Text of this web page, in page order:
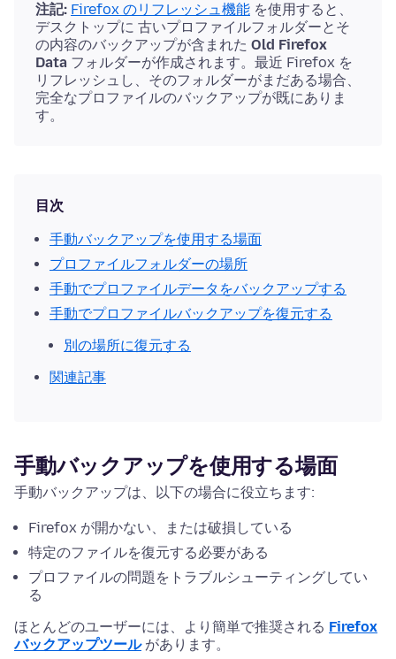
注記: Firefox のリフレッシュ機能 を使用すると、
デスクトップに 古いプロファイルフォルダーとそ
の内容のバックアップが含まれた Old Firefox
Data フォルダーが作成されます。最近 Firefox を
リフレッシュし、そのフォルダーがまだある場合、
完全なプロファイルのバックアップが既にありま
す。
目次
手動バックアップを使用する場面
プロファイルフォルダーの場所
手動でプロファイルデータをバックアップする
手動でプロファイルバックアップを復元する
別の場所に復元する
関連記事
手動バックアップを使用する場面
手動バックアップは、以下の場合に役立ちます:
Firefox が開かない、または破損している
特定のファイルを復元する必要がある
プロファイルの問題をトラブルシューティングしてい
る
ほとんどのユーザーには、より簡単で推奨される Firefox
バックアップツールがあります。